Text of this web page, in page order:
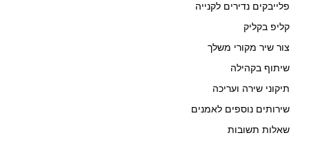
פלייבקים נדירים לקנייה
קליפ בקליק
צור שיר מקורי משלך
שיתוף בקהילה
תיקוני שירה ועריכה
שירותים נוספים לאמנים
שאלות תשובות